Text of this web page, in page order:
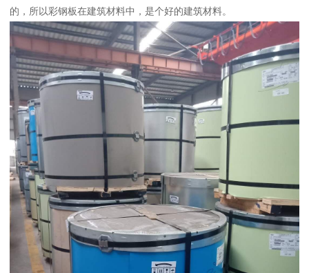
的，所以彩钢板在建筑材料中，是个好的建筑材料。